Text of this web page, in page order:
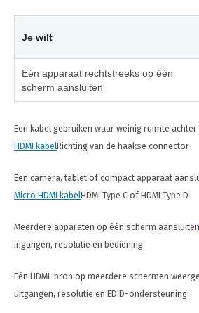
Je wilt
Eén apparaat rechtstreeks op één
scherm aansluiten
Een kabel gebruiken waar weinig ruimte
HDMI kabelRichting van de haakse connector
Een camera, tablet of compact apparaat
Micro HDMI kabelHDMI Type C of HDMI Type D
Meerdere apparaten op één scherm aansluiten
ingangen, resolutie en bediening
Eén HDMI-bron op meerdere schermen
uitgangen, resolutie en EDID-ondersteuning